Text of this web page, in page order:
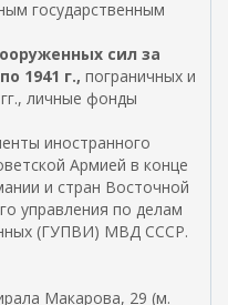
государственным
сил за
1941 г., пограничных и
личные фонды
иностранного
Армией в конце
и стран Восточной
управления по делам
(ГУПВИ) МВД СССР.
Макарова, 29 (м.